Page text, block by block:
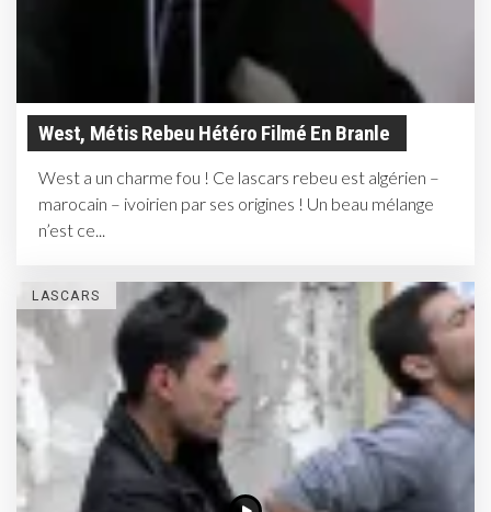
West, Métis Rebeu Hétéro Filmé En Branle
West a un charme fou ! Ce lascars rebeu est algérien –
marocain – ivoirien par ses origines ! Un beau mélange
n’est ce...
LASCARS